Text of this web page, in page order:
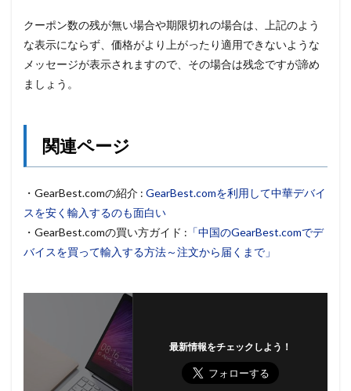
クーポン数の残が無い場合や期限切れの場合は、上記のよう
な表示にならず、価格がより上がったり適用できないような
メッセージが表示されますので、その場合は残念ですが諦め
ましょう。
関連ページ
・GearBest.comの紹介 : GearBest.comを利用して中華デバイ
スを安く輸入するのも面白い
・GearBest.comの買い方ガイド : 「中国のGearBest.comでデ
バイスを買って輸入する方法～注文から届くまで」
最新情報をチェックしよう！